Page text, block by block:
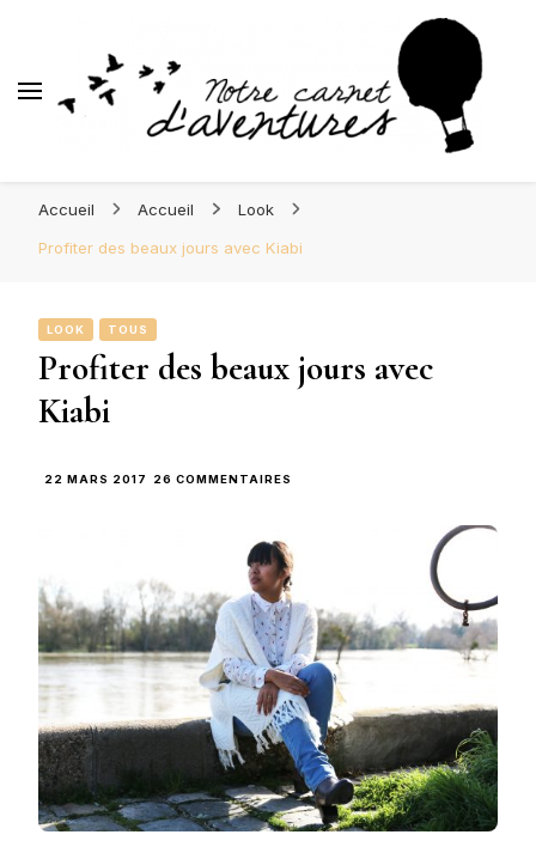
d'Aventures
Accueil Accueil
Look
Profiter des beaux jours avec Kiabi
LOOK TOUS
Profiter des beaux jours avec
Kiabi
22 MARS 2017 26 COMMENTAIRES
JOURS
AVEC
KIABI